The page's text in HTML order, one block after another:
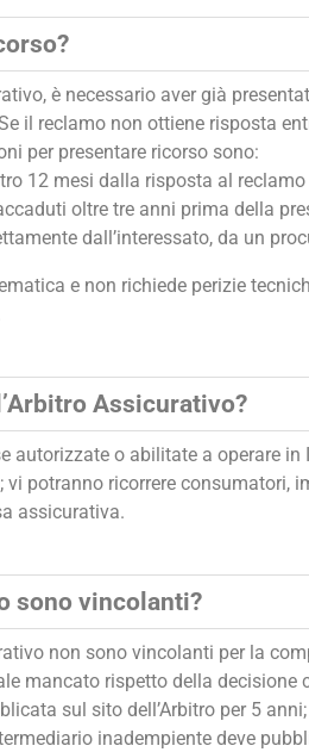
è necessario aver già
il reclamo non ottiene risposta
per presentare ricorso sono:
12 mesi dalla risposta al
oltre tre anni prima della
dall’interessato, da un
e non richiede perizie
Assicurativo?
autorizzate o abilitate a operare
vi potranno ricorrere
assicurativa.
sono vincolanti?
non sono vincolanti per la
mancato rispetto della
sul sito dell’Arbitro per 5 anni;
inadempiente deve